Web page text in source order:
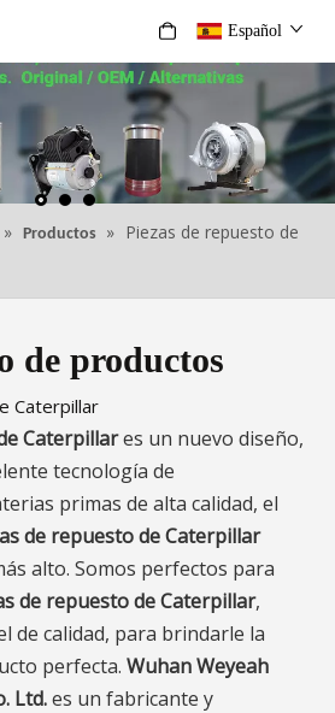
Español
» Productos » Piezas de repuesto de
de productos
Caterpillar
Caterpillares un nuevo diseño,
tecnología de
primas de alta calidad, el
de repuesto de Caterpillar
alto. Somos perfectos para
de repuesto de Caterpillar,
de calidad, para brindarle la
perfecta. Wuhan Weyeah
Ltd.es un fabricante y